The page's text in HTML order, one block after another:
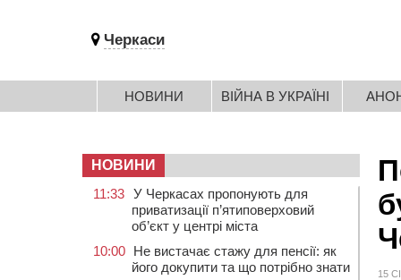
Черкаси
НОВИНИ ВІЙНА В УКРАЇНІ
15
НОВИНИ
11:33 У Черкасах пропонують для
приватизації п’ятиповерховий
об’єкт у центрі міста
10:00 Не вистачає стажу для пенсії: як
його докупити та що потрібно знати